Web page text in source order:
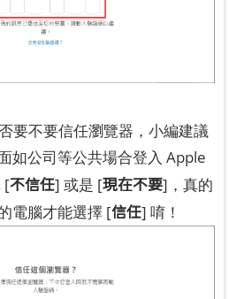
要不要信任瀏覽器，小編建議
如公司等公共場合登入 Apple
[不信任] 或是 [現在不要]，真的
電腦才能選擇 [信任] 唷！